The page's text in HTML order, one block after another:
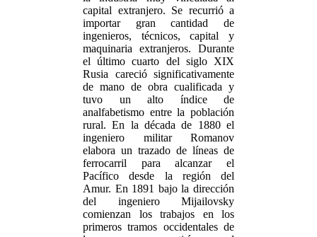
capital extranjero. Se recurrió a
importar gran cantidad de
ingenieros, técnicos, capital y
maquinaria extranjeros. Durante
el último cuarto del siglo XIX
Rusia careció significativamente
de mano de obra cualificada y
tuvo un alto índice de
analfabetismo entre la población
rural. En la década de 1880 el
ingeniero militar Romanov
elabora un trazado de líneas de
ferrocarril para alcanzar el
Pacífico desde la región del
Amur. En 1891 bajo la dirección
del ingeniero Mijailovsky
comienzan los trabajos en los
primeros tramos occidentales de